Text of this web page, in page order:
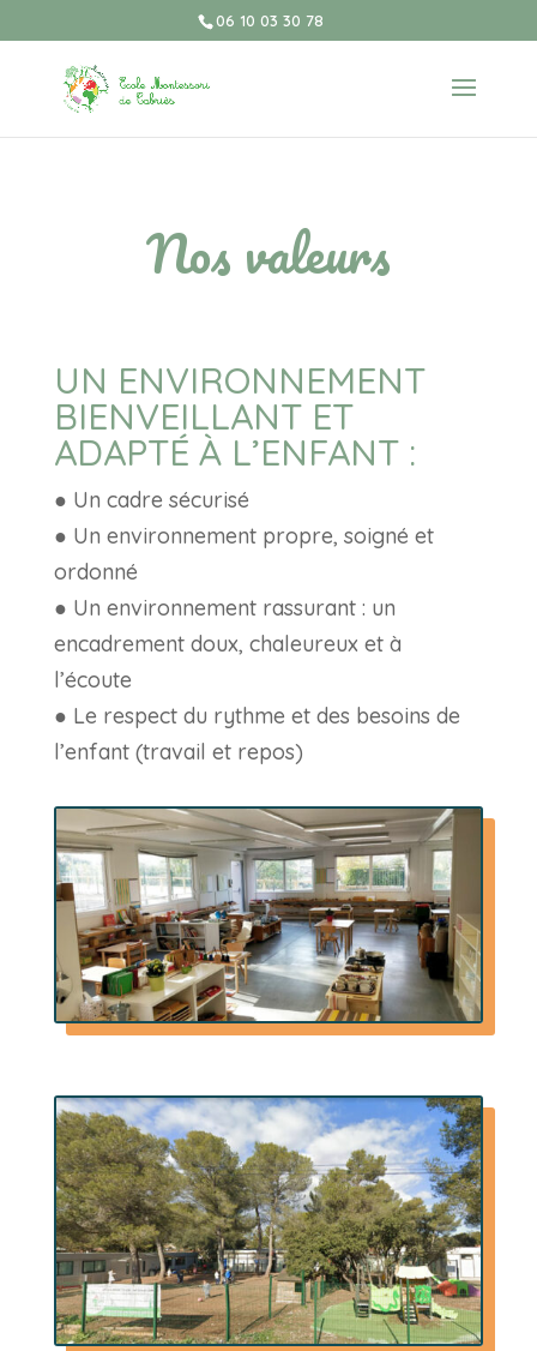
06 10 03 30 78
Nos valeurs
UN ENVIRONNEMENT
BIENVEILLANT ET
ADAPTÉ À L’ENFANT :
● Un cadre sécurisé
● Un environnement propre, soigné et
ordonné
● Un environnement rassurant : un
encadrement doux, chaleureux et à
l’écoute
● Le respect du rythme et des besoins de
l’enfant (travail et repos)